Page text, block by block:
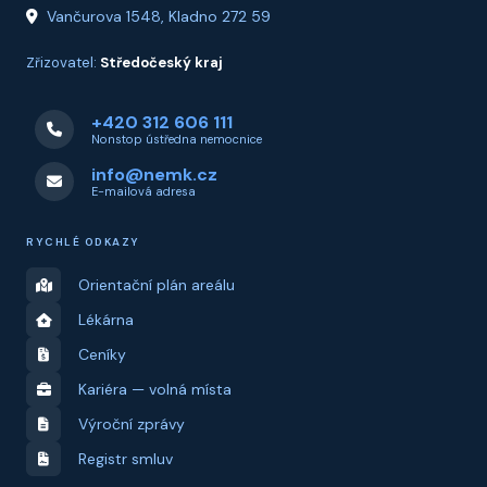
Vančurova 1548, Kladno 272 59
Zřizovatel: Středočeský kraj
+420 312 606 111
Nonstop ústředna nemocnice
info@nemk.cz
E-mailová adresa
RYCHLÉ ODKAZY
Orientační plán areálu
Lékárna
Ceníky
Kariéra — volná místa
Výroční zprávy
Registr smluv